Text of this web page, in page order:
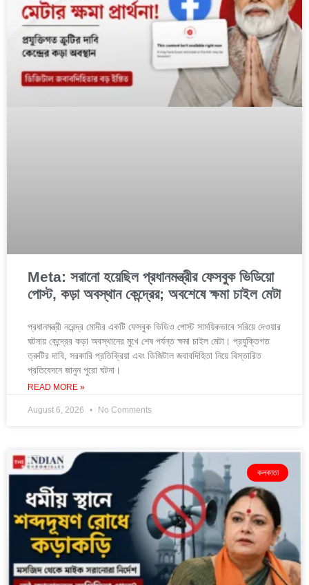
Meta: সরানো হয়েছিল প্রধানমন্ত্রীর ফেসবুক ভিডিয়ো
পোস্ট, কড়া অবস্থান কেন্দ্রের; অবশেষে ক্ষমা চাইল মেটা
প্রধানমন্ত্রী নরেন্দ্র মোদীর একটি ফেসবুক ভিডিও পোস্ট সাময়িকভাবে সরিয়ে দেওয়ার
ঘটনায় কেন্দ্রের কড়া অবস্থানের মুখে শেষ পর্যন্ত ক্ষমা চাইল মেটা। প্রযুক্তিগত
ত্রুটির দাবি, সরকারি প্রতিক্রিয়া এবং ডিজিটাল জবাবদিহিতা নিয়ে বিস্তারিত
প্রতিবেদনে জানুন পুরো ঘটনা।
READ MORE »
August 6, 2026 No Comments
কলকাতা